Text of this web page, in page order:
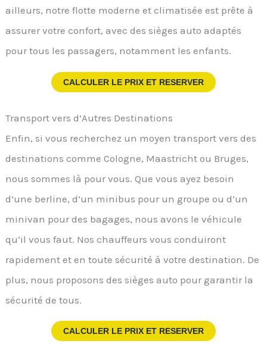
ailleurs, notre flotte moderne et climatisée est prête à
assurer votre confort, avec des sièges auto adaptés
pour tous les passagers, notamment les enfants.
CALCULER LE PRIX ET RESERVER
Transport vers d’Autres Destinations
Enfin, si vous recherchez un moyen transport vers des
destinations comme Cologne, Maastricht ou Bruges,
nous sommes là pour vous. Que vous ayez besoin
d’une berline, d’un minibus pour un groupe ou d’un
minivan pour des bagages, nous avons le véhicule
qu’il vous faut. Nos chauffeurs vous conduiront
rapidement et en toute sécurité à votre destination. De
plus, nous proposons des sièges auto pour garantir la
sécurité de tous.
CALCULER LE PRIX ET RESERVER